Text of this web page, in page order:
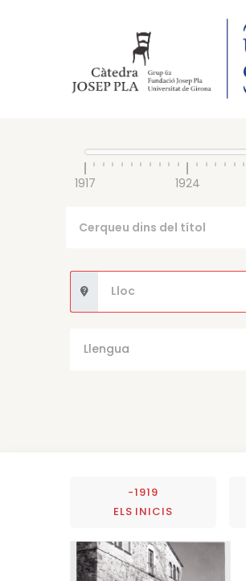
1917 1924
Llengua
-1919
ELS INICIS